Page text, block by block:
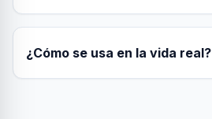
¿Cómo se usa en la vida real?